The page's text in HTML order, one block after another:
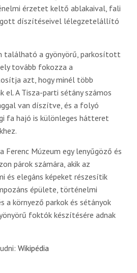
érzetet keltő ablakaival, fali
díszítéseivel lélegzetelállító
található a gyönyörű, parkosított
tovább fokozza a
azt, hogy minél több
el. A Tisza-parti sétány számos
van díszítve, és a folyó
fa hajó is különleges hátteret
Ferenc Múzeum egy lenyűgöző és
párok számára, akik az
és elegáns képeket részesítik
épülete, történelmi
környező parkok és sétányok
foktók készítésére adnak
Wikipédia